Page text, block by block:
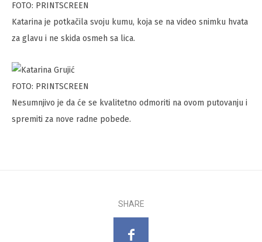
FOTO: PRINTSCREEN
Katarina je potkačila svoju kumu, koja se na video snimku hvata
za glavu i ne skida osmeh sa lica.
FOTO: PRINTSCREEN
Nesumnjivo je da će se kvalitetno odmoriti na ovom putovanju i
spremiti za nove radne pobede.
SHARE